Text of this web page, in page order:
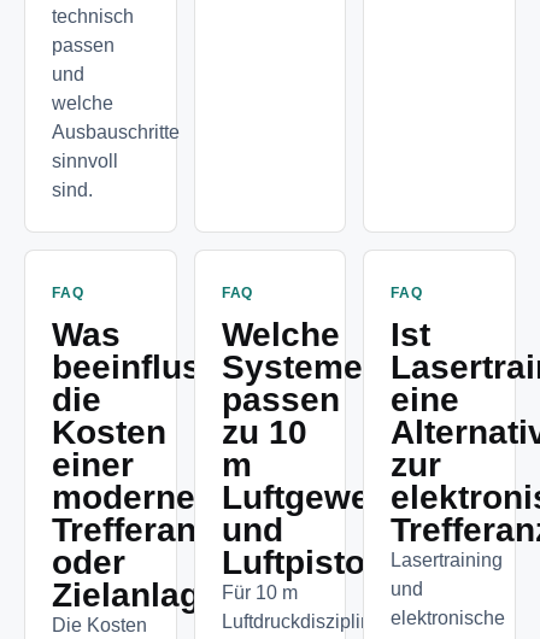
technisch
passen
und
welche
Ausbauschritte
sinnvoll
sind.
FAQ
Was
beeinflusst
die
Kosten
einer
modernen
Trefferanzeige
oder
Zielanlage?
Die Kosten
FAQ
Welche
Systeme
passen
zu 10
m
Luftgewehr
und
Luftpistole?
Für 10 m
Luftdruckdisziplinen
FAQ
Ist
eine
zur
Lasertraining
und
elektronische